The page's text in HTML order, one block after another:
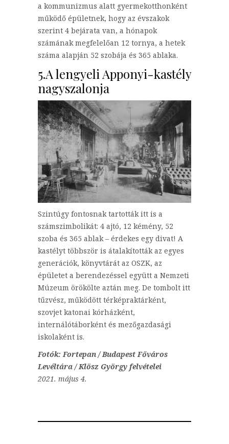
a kommunizmus alatt gyermekotthonként
működő épületnek, hogy az évszakok
szerint 4 bejárata van, a hónapok
számának megfelelőan 12 tornya, a hetek
száma alapján 52 szobája és 365 ablaka.
5.A lengyeli Apponyi-kastély
nagyszalonja
Szintúgy fontosnak tartották itt is a
számszimbolikát: 4 ajtó, 12 kémény, 52
szoba és 365 ablak – érdekes egy divat! A
kastélyt többször is átalakították az egyes
generációk, könyvtárát az OSZK, az
épületet a berendezéssel együtt a Nemzeti
Múzeum örökölte aztán meg. De tombolt itt
tűzvész, működött térképraktárként,
szovjet katonai kórházként,
internálótáborként és mezőgazdasági
iskolaként is.
Fotók: Fortepan / Budapest Főváros
Levéltára / Klösz György felvételei
2021. május 4.